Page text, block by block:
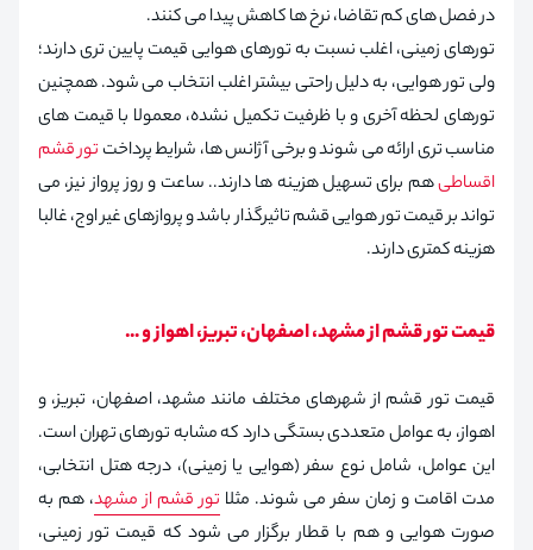
در فصل های کم تقاضا، نرخ ها کاهش پیدا می کنند.
تورهای زمینی، اغلب نسبت به تورهای هوایی قیمت پایین تری دارند؛
ولی تور هوایی، به دلیل راحتی بیشتر اغلب انتخاب می شود. همچنین
تورهای لحظه آخری و با ظرفیت تکمیل نشده، معمولا با قیمت های
مناسب تری ارائه می شوند و برخی آژانس ها، شرایط پرداختتور قشم
اقساطیهم برای تسهیل هزینه ها دارند.. ساعت و روز پرواز نیز، می
تواند بر قیمت تور هوایی قشم تاثیرگذار باشد و پروازهای غیر اوج، غالبا
هزینه کمتری دارند.
قیمت تور قشم از مشهد، اصفهان، تبریز، اهواز و …
قیمت تور قشم از شهرهای مختلف مانند مشهد، اصفهان، تبریز، و
اهواز، به عوامل متعددی بستگی دارد که مشابه تورهای تهران است.
این عوامل، شامل نوع سفر (هوایی یا زمینی)، درجه هتل انتخابی،
مدت اقامت و زمان سفر می شوند. مثلا تور قشم از مشهد، هم به
صورت هوایی و هم با قطار برگزار می شود که قیمت تور زمینی،